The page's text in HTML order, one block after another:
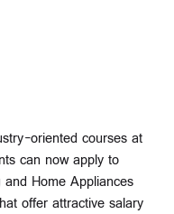
oriented courses at
can now apply to
Home Appliances
offer attractive salary